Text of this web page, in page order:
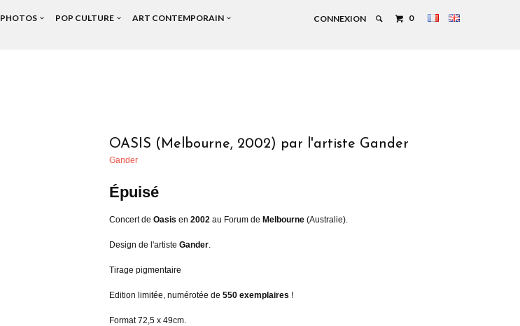
CONNEXION 0
PHOTOS POP CULTURE ART CONTEMPORAIN
OASIS (Melbourne, 2002) par l'artiste Gander
Gander
Épuisé
Concert de Oasis en 2002 au Forum de Melbourne (Australie).
Design de l'artiste Gander.
Tirage pigmentaire
Edition limitée, numérotée de 550 exemplaires !
Format 72,5 x 49cm.